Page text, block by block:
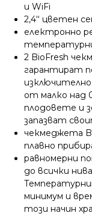
и WiFi
2,4‘‘ цветен
електронно
2 BioFresh
гарантират
от малко над
плодовете и
запазват
чекмеджета
плавно
равномерни
до всички
минимум и
този начин